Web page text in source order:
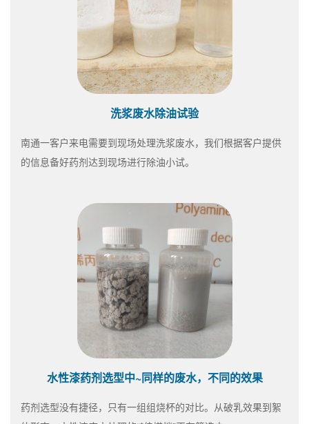
洗浆废水除油试验
南通一客户来电需要到现场处理洗浆废水，我们根据客户提供
的信息备好药剂达到现场进行除油小试。
水性漆药剂选型中~同样的废水，不同的效果
药剂选型没有捷径，只有一组组烧杯的对比。从破乳效果到絮